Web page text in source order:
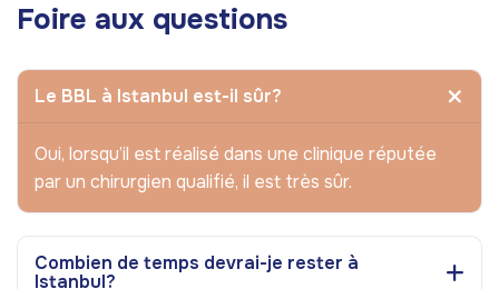
Foire aux questions
Le BBL à Istanbul est-il sûr?
Oui, lorsqu’il est réalisé dans une clinique réputée
par un chirurgien qualifié, il est très sûr.
Combien de temps devrai-je rester à
Istanbul?